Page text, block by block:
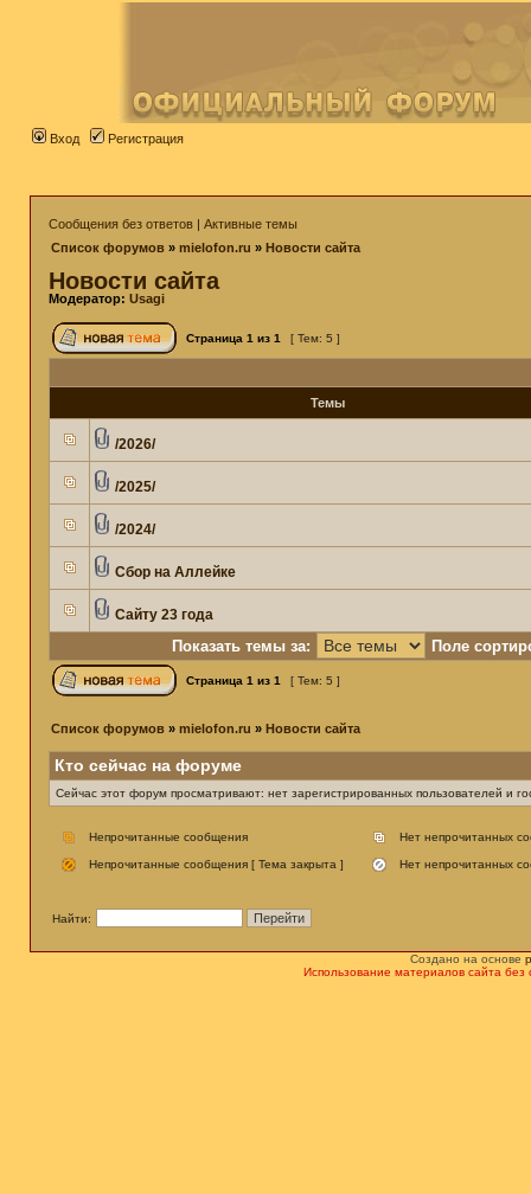
Вход Регистрация
Сообщения без ответов | Активные темы
Список форумов » mielofon.ru » Новости сайта
Новости сайта
Модератор: Usagi
Страница 1 из 1 [ Тем: 5 ]
Темы
/2026/
/2025/
/2024/
Сбор на Аллейке
Сайту 23 года
Показать темы за: Поле
Страница 1 из 1 [ Тем: 5 ]
Список форумов » mielofon.ru » Новости сайта
Кто сейчас на форуме
Сейчас этот форум просматривают: нет зарегистрированных пользователей и
Непрочитанные сообщения Нет непрочитанных
Непрочитанные сообщения [ Тема закрыта ] Нет непрочитанных
Найти:
Создано на основе
Использование материалов сайта